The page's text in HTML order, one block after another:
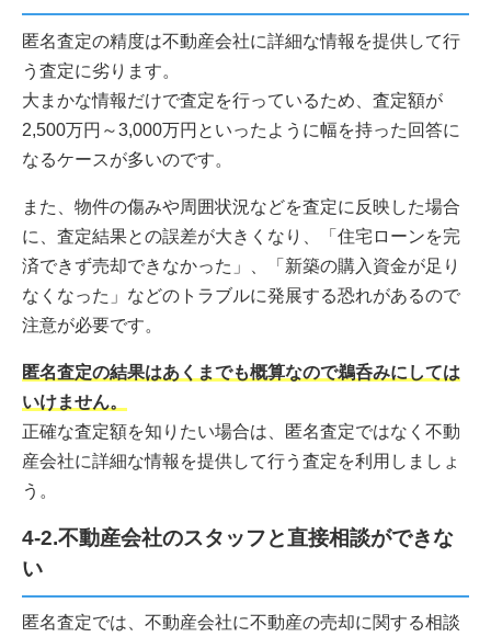
匿名査定の精度は不動産会社に詳細な情報を提供して行
う査定に劣ります。
大まかな情報だけで査定を行っているため、査定額が
2,500万円～3,000万円といったように幅を持った回答に
なるケースが多いのです。
また、物件の傷みや周囲状況などを査定に反映した場合
に、査定結果との誤差が大きくなり、「住宅ローンを完
済できず売却できなかった」、「新築の購入資金が足り
なくなった」などのトラブルに発展する恐れがあるので
注意が必要です。
匿名査定の結果はあくまでも概算なので鵜呑みにしては
いけません。
正確な査定額を知りたい場合は、匿名査定ではなく不動
産会社に詳細な情報を提供して行う査定を利用しましょ
う。
4-2.不動産会社のスタッフと直接相談ができな
い
匿名査定では、不動産会社に不動産の売却に関する相談